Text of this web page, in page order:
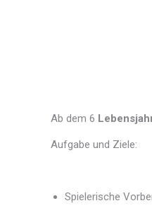
Ab dem 6
Aufgabe und Ziele:
Spielerische